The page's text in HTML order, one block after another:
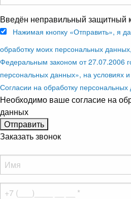
Введён неправильный защитный
Нажимая кнопку «Отправить», я
обработку моих персональных
Федеральным законом от 27.07.2006
персональных данных», на условиях
Согласии на обработку
Необходимо ваше согласие на
данных
Заказать звонок